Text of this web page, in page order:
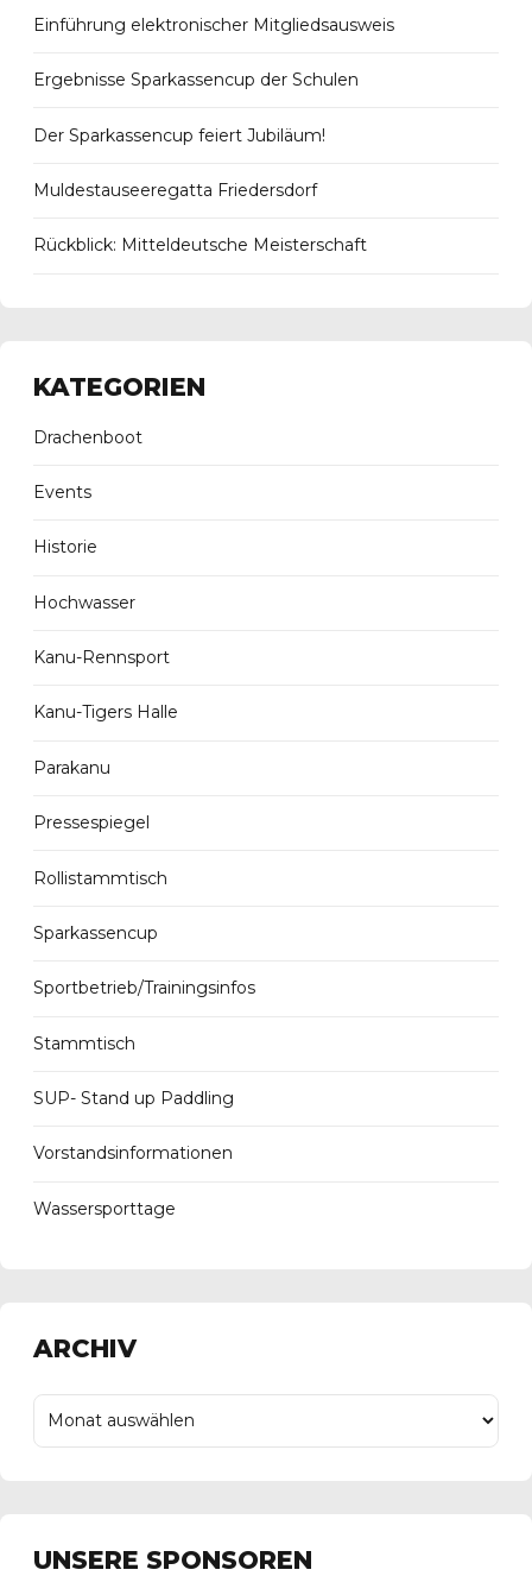
Einführung elektronischer Mitgliedsausweis
Ergebnisse Sparkassencup der Schulen
Der Sparkassencup feiert Jubiläum!
Muldestauseeregatta Friedersdorf
Rückblick: Mitteldeutsche Meisterschaft
KATEGORIEN
Drachenboot
Events
Historie
Hochwasser
Kanu-Rennsport
Kanu-Tigers Halle
Parakanu
Pressespiegel
Rollistammtisch
Sparkassencup
Sportbetrieb/Trainingsinfos
Stammtisch
SUP- Stand up Paddling
Vorstandsinformationen
Wassersporttage
ARCHIV
UNSERE SPONSOREN